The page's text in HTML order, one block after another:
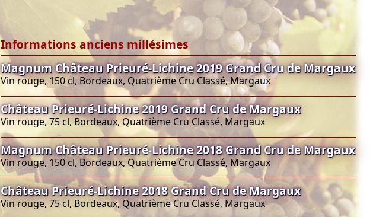
Informations anciens millésimes
Magnum Château Prieuré-Lichine 2019 Grand Cru de Margaux
Vin rouge, 150 cl, Bordeaux, Quatrième Cru Classé, Margaux
Château Prieuré-Lichine 2019 Grand Cru de Margaux
Vin rouge, 75 cl, Bordeaux, Quatrième Cru Classé, Margaux
Magnum Château Prieuré-Lichine 2018 Grand Cru de Margaux
Vin rouge, 150 cl, Bordeaux, Quatrième Cru Classé, Margaux
Château Prieuré-Lichine 2018 Grand Cru de Margaux
Vin rouge, 75 cl, Bordeaux, Quatrième Cru Classé, Margaux